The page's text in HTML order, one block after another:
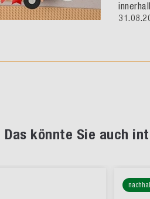
Das könnte Sie auch